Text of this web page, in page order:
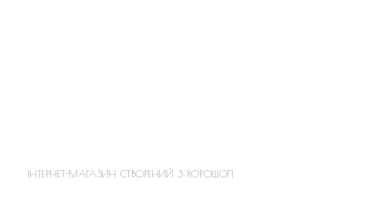
ІНТЕРНЕТ-МАГАЗИН СТВОРЕНИЙ З ХОРОШОП